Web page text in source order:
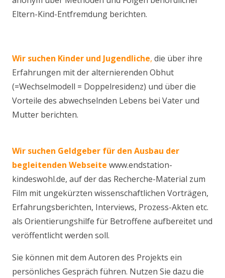
Eltern-Kind-Entfremdung berichten.
Wir suchen Kinder und Jugendliche, die über ihre
Erfahrungen mit der alternierenden Obhut
(=Wechselmodell = Doppelresidenz) und über die
Vorteile des abwechselnden Lebens bei Vater und
Mutter berichten.
Wir suchen Geldgeber für den Ausbau der
begleitenden Webseite www.endstation-
kindeswohl.de, auf der das Recherche-Material zum
Film mit ungekürzten wissenschaftlichen Vorträgen,
Erfahrungsberichten, Interviews, Prozess-Akten etc.
als Orientierungshilfe für Betroffene aufbereitet und
veröffentlicht werden soll.
Sie können mit dem Autoren des Projekts ein
persönliches Gespräch führen. Nutzen Sie dazu die